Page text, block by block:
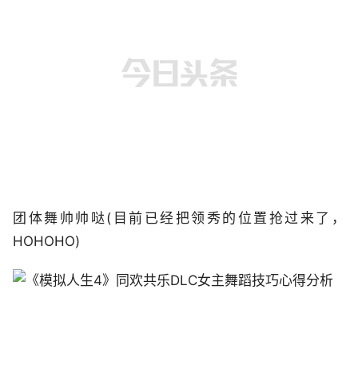
团体舞帅帅哒(目前已经把领秀的位置抢过来了，
HOHOHO)